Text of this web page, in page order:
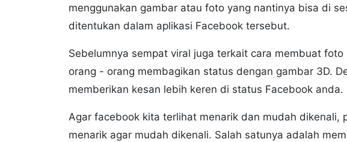
menggunakan gambar atau foto yang nantinya bisa di
ditentukan dalam aplikasi Facebook tersebut.
Sebelumnya sempat viral juga terkait cara membuat
orang - orang membagikan status dengan gambar 3D.
memberikan kesan lebih keren di status Facebook anda.
Agar facebook kita terlihat menarik dan mudah dikenali,
menarik agar mudah dikenali. Salah satunya adalah